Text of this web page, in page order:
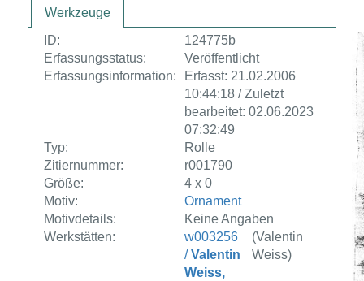
Werkzeuge
ID:
124775b
Erfassungsstatus:
Veröffentlicht
Erfassungsinformation:
Erfasst: 21.02.2006
10:44:18 / Zuletzt
bearbeitet: 02.06.2023
07:32:49
Typ:
Rolle
Zitiernummer:
r001790
Größe:
4 x 0
Motiv:
Ornament
Motivdetails:
Keine Angaben
Werkstätten:
w003256
/Valentin
Weiss,
(Valentin
Weiss)